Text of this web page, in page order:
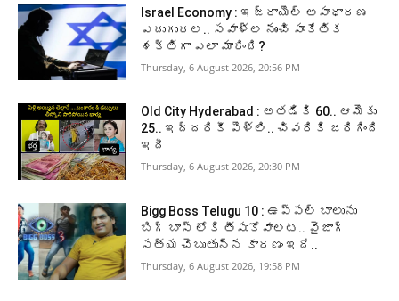
Israel Economy : ఇజ్రాయెల్‌ అసాధారణ
ఎదుగుదల.. సవాళ్ల నుంచి సాంకేతిక
శక్తిగా ఎలా మారింది?
Thursday, 6 August 2026, 20:56 PM
Old City Hyderabad : అతడికి 60.. ఆమెకు
25.. ఇద్దరికీ పెళ్లి.. చివరికి జరిగింది
ఇదీ
Thursday, 6 August 2026, 20:30 PM
Bigg Boss Telugu 10 : ఉప్పల్ బాలును
బిగ్ బాస్ లోకి తీసుకోవాలట.. వైజాగ్
సత్య చెబుతున్న కారణం ఇదే..
Thursday, 6 August 2026, 19:58 PM